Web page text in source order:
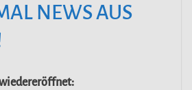
NEWS AUS